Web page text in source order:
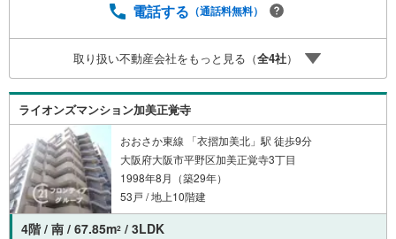
電話する （通話料無料）
取り扱い不動産会社をもっと見る（全4社）
ライオンズマンション加美正覚寺
おおさか東線 「衣摺加美北」駅 徒歩9分
大阪府大阪市平野区加美正覚寺3丁目
1998年8月（築29年）
53戸 / 地上10階建
4階 / 南 / 67.85m2 / 3LDK